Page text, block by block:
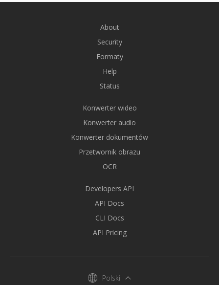
About
Security
Formaty
Help
Status
Konwerter wideo
Konwerter audio
Konwerter dokumentów
Przetwornik obrazu
OCR
Developers API
API Docs
CLI Docs
API Pricing
Polski